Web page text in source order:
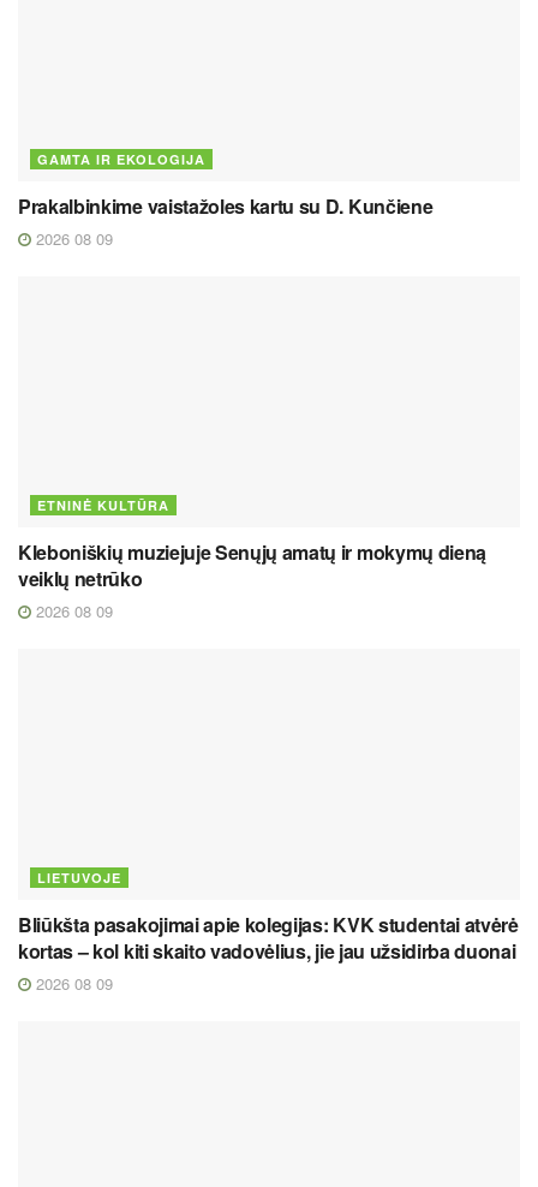
GAMTA IR EKOLOGIJA
Prakalbinkime vaistažoles kartu su D. Kunčiene
2026 08 09
ETNINĖ KULTŪRA
Kleboniškių muziejuje Senųjų amatų ir mokymų dieną
veiklų netrūko
2026 08 09
LIETUVOJE
Bliūkšta pasakojimai apie kolegijas: KVK studentai atvėrė
kortas – kol kiti skaito vadovėlius, jie jau užsidirba duonai
2026 08 09